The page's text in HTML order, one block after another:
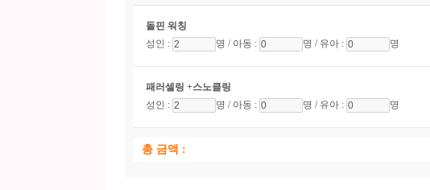
돌핀 워칭
성인 :
명 / 아동 : 명 / 유아 : 명
패러셀링 +스노클링
성인 :
명 / 아동 : 명 / 유아 : 명
총 금액 :